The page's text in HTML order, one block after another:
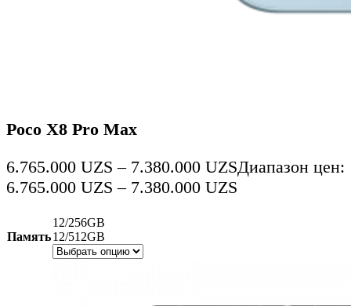
Poco X8 Pro Max
6.765.000 UZS – 7.380.000 UZSДиапазон цен:
6.765.000 UZS – 7.380.000 UZS
Память
12/256GB
12/512GB